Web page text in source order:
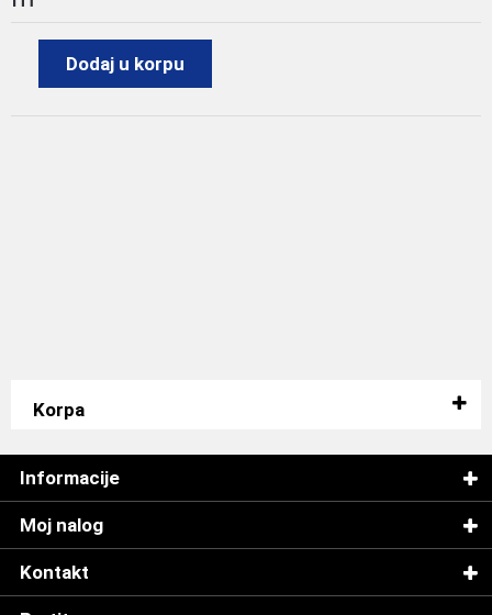
Dodaj u korpu
Korpa
Informacije
Moj nalog
Kontakt